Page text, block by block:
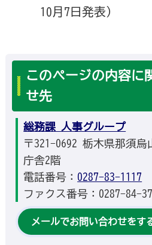
10月7日発表）
このページの内容に
せ先
総務課 人事グループ
〒321-0692 栃木県那須
庁舎2階
電話番号： 0287-83-1117
ファクス番号：0287-84-
メールでお問い合わせをす